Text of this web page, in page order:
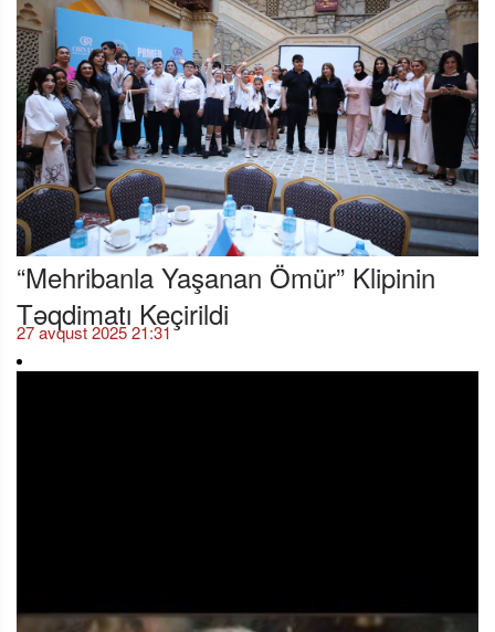
“Mehribanla Yaşanan Ömür” Klipinin
Təqdimatı Keçirildi
27 avqust 2025 21:31